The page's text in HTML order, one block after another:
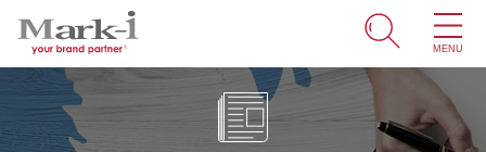
MENU
サービス